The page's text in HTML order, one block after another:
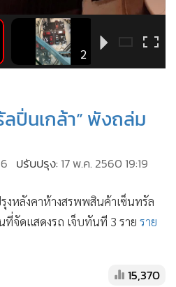
ลปิ่นเกล้า” พังถล่ม
ปรับปรุง: 17 พ.ค. 2560 19:19
งหลังคาห้างสรพพสินค้าเซ็นทรัล
จัดแสดงรถ เจ็บทันที 3 ราย ราย
15,370
2